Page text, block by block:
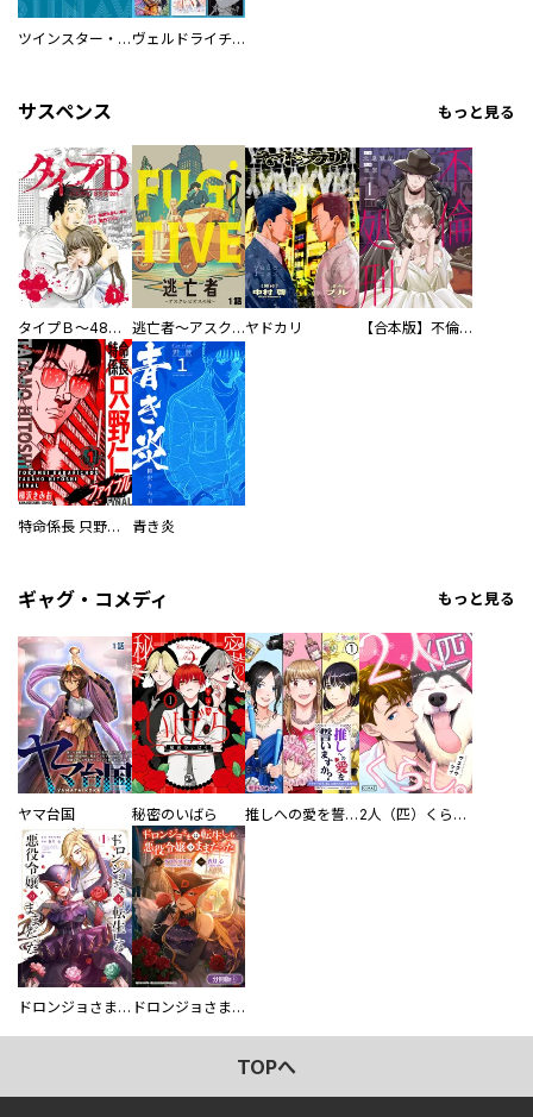
ツインスター・サイクロン・ランナウェイ ヴェルドライチオシ聖典パック 『転スラ』ミニ画集付き シリウス人気作３選
サスペンス もっと見る
タイプＢ～48時間後、致死率100％～【単話】 逃亡者～アスクレピオスの杖～ヤドカリ 【合本版】不倫処刑
特命係長 只野仁ファイナル 愛蔵版 青き炎
ギャグ・コメディ もっと見る
ヤマ台国 秘密のいばら 推しへの愛を誓いますか？～アラサー女子、推しは逃げぬが人生逃げる～ 2人（匹）くらし。
ドロンジョさまは転生しても悪役令嬢のままだった ドロンジョさまは転生しても悪役令嬢のままだった【分冊版】
TOPへ